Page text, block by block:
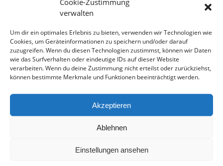
verwalten
Um dir ein optimales Erlebnis zu bieten, verwenden wir Technologien wie
Cookies, um Geräteinformationen zu speichern und/oder darauf
zuzugreifen. Wenn du diesen Technologien zustimmst, können wir Daten
wie das Surfverhalten oder eindeutige IDs auf dieser Website
verarbeiten. Wenn du deine Zustimmung nicht erteilst oder zurückziehst,
können bestimmte Merkmale und Funktionen beeinträchtigt werden.
Akzeptieren
Ablehnen
Einstellungen ansehen
beiApple Music
beiiTunes
beiSpotify
akzeptieren und diesen Inhalt zu aktivieren